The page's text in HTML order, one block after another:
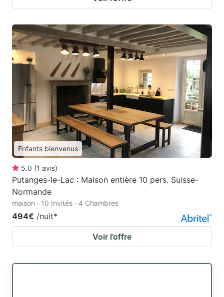
Enfants bienvenus
5.0 (1 avis)
Putanges-le-Lac : Maison entière 10 pers. Suisse-
Normande
maison · 10 Invités · 4 Chambres
494€ /nuit*
Voir l’offre